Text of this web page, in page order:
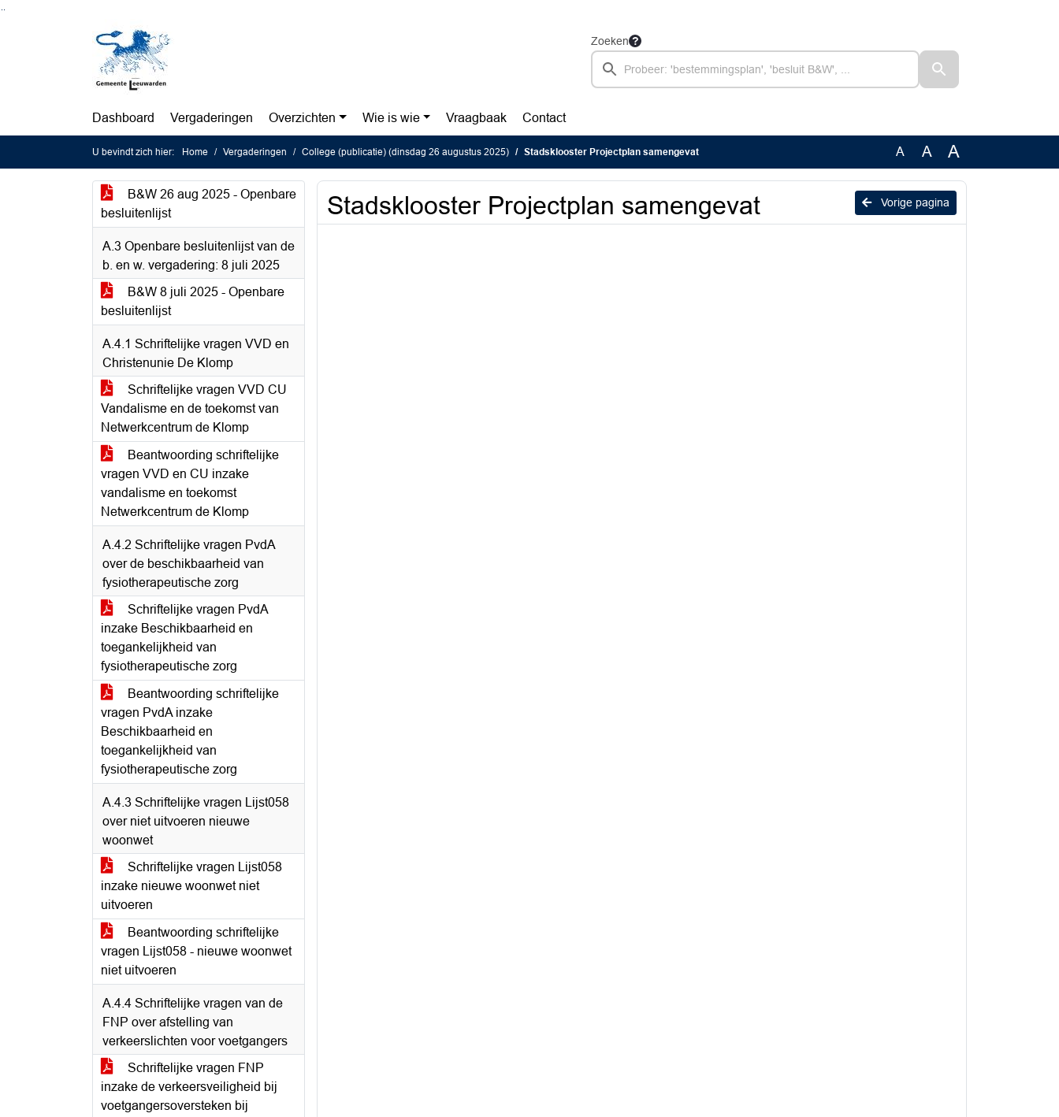
Zoeken
Dashboard Vergaderingen Overzichten Wie is wie Vraagbaak Contact
U bevindt zich hier: Home Vergaderingen College (publicatie) (dinsdag 26 augustus 2025) Stadsklooster Projectplan samengevat A A A
B&W 26 aug 2025 - Openbare
besluitenlijst
A.3 Openbare besluitenlijst van de
b. en w. vergadering: 8 juli 2025
B&W 8 juli 2025 - Openbare
besluitenlijst
A.4.1 Schriftelijke vragen VVD en
Christenunie De Klomp
Schriftelijke vragen VVD CU
Vandalisme en de toekomst van
Netwerkcentrum de Klomp
Beantwoording schriftelijke
vragen VVD en CU inzake
vandalisme en toekomst
Netwerkcentrum de Klomp
A.4.2 Schriftelijke vragen PvdA
over de beschikbaarheid van
fysiotherapeutische zorg
Schriftelijke vragen PvdA
inzake Beschikbaarheid en
toegankelijkheid van
fysiotherapeutische zorg
Beantwoording schriftelijke
vragen PvdA inzake
Beschikbaarheid en
toegankelijkheid van
fysiotherapeutische zorg
A.4.3 Schriftelijke vragen Lijst058
over niet uitvoeren nieuwe
woonwet
Schriftelijke vragen Lijst058
inzake nieuwe woonwet niet
uitvoeren
Beantwoording schriftelijke
vragen Lijst058 - nieuwe woonwet
niet uitvoeren
A.4.4 Schriftelijke vragen van de
FNP over afstelling van
verkeerslichten voor voetgangers
Schriftelijke vragen FNP
inzake de verkeersveiligheid bij
voetgangersoversteken bij
Vorige pagina
Stadsklooster Projectplan samengevat